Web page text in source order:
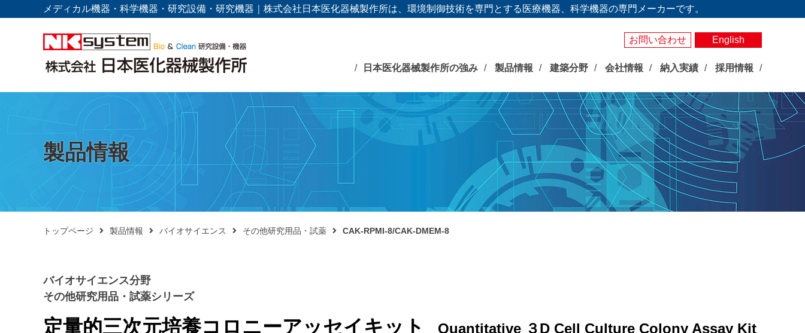
メディカル機器・科学機器・研究設備・研究機器｜株式会社日本医化器械製作所は、環境制御技術を専門とする医療機器、科学機器の専門メーカーです。
お問い合わせ English
日本医化器械製作所の強み 製品情報 建築分野 会社情報 納入実績 採用情報
製品情報
トップページ 製品情報 バイオサイエンス その他研究用品・試薬 CAK-RPMI-8/CAK-DMEM-8
バイオサイエンス分野
その他研究用品・試薬シリーズ
定量的三次元培養コロニーアッセイキット Quantitative ３D Cell Culture Colony Assay Kit